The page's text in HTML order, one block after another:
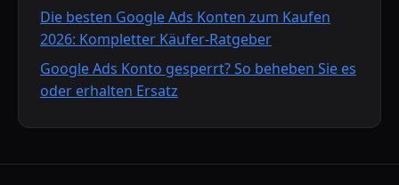
Die besten Google Ads Konten zum Kaufen
2026: Kompletter Käufer-Ratgeber
Google Ads Konto gesperrt? So beheben Sie es
oder erhalten Ersatz